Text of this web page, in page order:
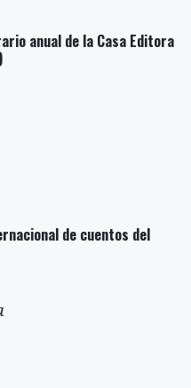
anual de la Casa Editora
de cuentos del